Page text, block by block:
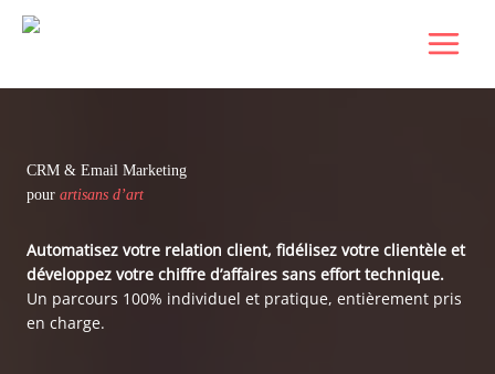
Aller
CRM & Email Marketing
pour artisans d’art
Automatisez votre relation client, fidélisez votre clientèle et
développez votre chiffre d’affaires sans effort technique.
Un parcours 100% individuel et pratique, entièrement pris
en charge.